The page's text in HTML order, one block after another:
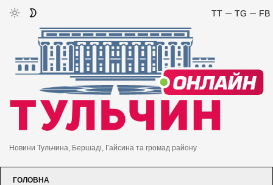
FB
TG
TT
Новини Тульчина, Бершаді, Гайсина та громад району
ГОЛОВНА